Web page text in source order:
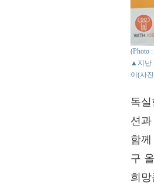
(Photo
▲지난
이(사
독
션
함
구
희